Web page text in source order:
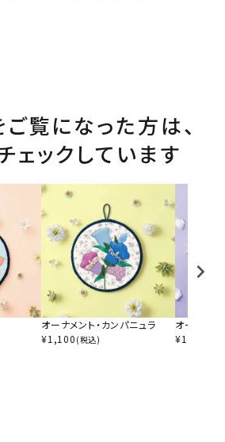
覧になった方は、
ェックしています
オーナメント・カンパニュラ
¥1,100 (税込)
オーナメン
¥1,100